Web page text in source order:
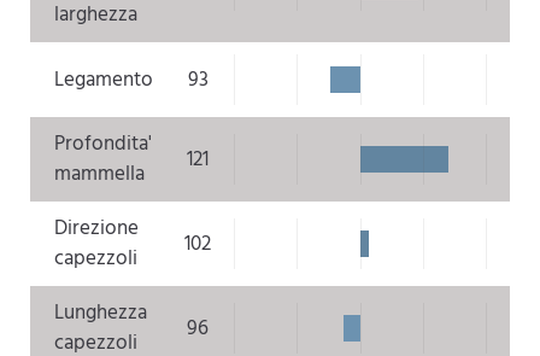
larghezza
Legamento
93
Profondita'
mammella
121
Direzione
capezzoli
102
Lunghezza
capezzoli
96